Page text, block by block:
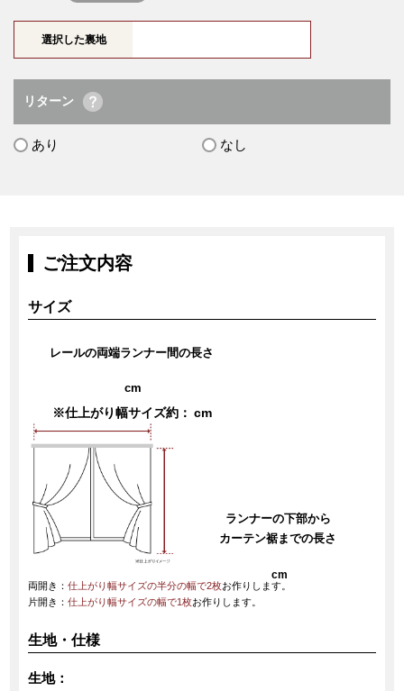
選択した裏地
リターン
あり なし
ご注文内容
サイズ
レールの両端ランナー間の長さ
cm
※仕上がり幅サイズ約： cm
両開き：仕上がり幅サイズの半分の幅で2枚お作りします。
片開き：仕上がり幅サイズの幅で1枚お作りします。
ランナーの下部から
カーテン裾までの長さ
cm
生地・仕様
生地：